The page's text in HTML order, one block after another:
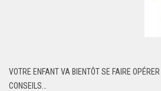
VOTRE ENFANT VA BIENTÔT SE FAIRE
CONSEILS…